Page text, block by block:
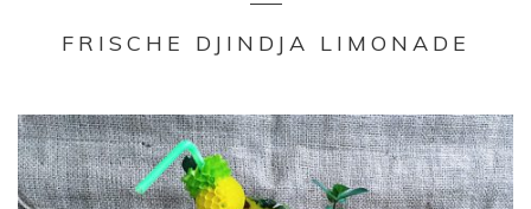
FRISCHE DJINDJA LIMONADE